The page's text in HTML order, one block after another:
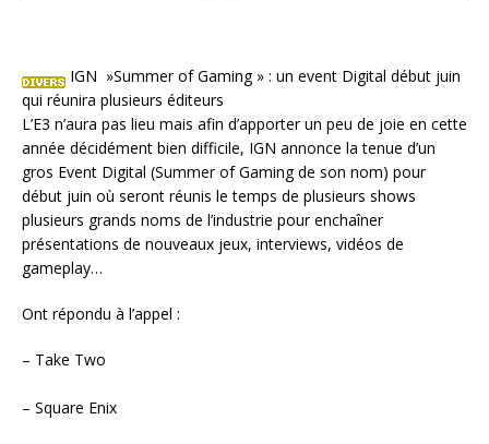
IGN »Summer of Gaming » : un event Digital début juin
qui réunira plusieurs éditeurs
L’E3 n’aura pas lieu mais afin d’apporter un peu de joie en cette
année décidément bien difficile, IGN annonce la tenue d’un
gros Event Digital (Summer of Gaming de son nom) pour
début juin où seront réunis le temps de plusieurs shows
plusieurs grands noms de l’industrie pour enchaîner
présentations de nouveaux jeux, interviews, vidéos de
gameplay…
Ont répondu à l’appel :
– Take Two
– Square Enix